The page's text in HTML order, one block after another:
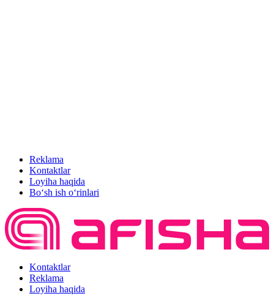
Reklama
Kontaktlar
Loyiha haqida
Bo‘sh ish o‘rinlari
Kontaktlar
Reklama
Loyiha haqida